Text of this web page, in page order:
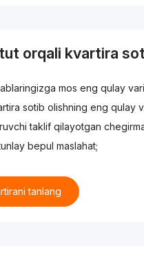
orqali kvartira
mos eng qulay
sotib olishning eng qulay
taklif qilayotgan
bepul maslahat;
tanlang